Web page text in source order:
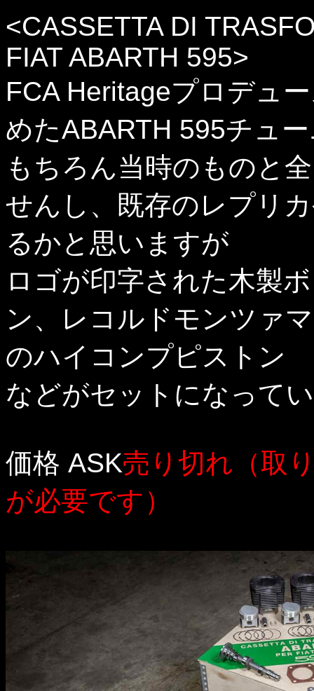
<CASSETTA DI
FIAT ABARTH 595>
FCA Heritageプロデュ
めたABARTH 595チュ
もちろん当時のものと
せんし、既存のレプリ
るかと思いますが
ロゴが印字された木製
ン、レコルドモンツァ
のハイコンプピストン
などがセットになって
価格 ASK売り切れ（取
が必要です）